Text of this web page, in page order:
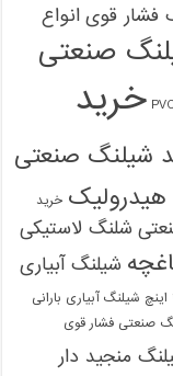
فشار قوی انواع
صنعتی
خرید
شیلنگ صنعتی
خرید
شلنگ لاستیکی
شیلنگ آبیاری
صنعتی فشار قوی
منجید دار